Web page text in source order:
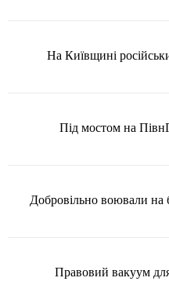
На Київщині
Під мостом на
Добровільно воювали на
Правовий вакуум